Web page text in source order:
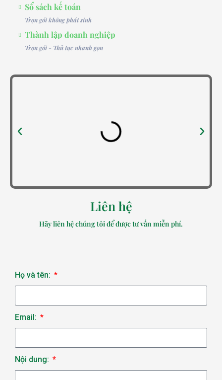
Sổ sách kế toán
Trọn gói không phát sinh
Thành lập doanh nghiệp
Trọn gói - Thủ tục nhanh gọn
Liên hệ
Hãy liên hệ chúng tôi để được tư vấn miễn phí.
Họ và tên:
Email:
Nội dung: